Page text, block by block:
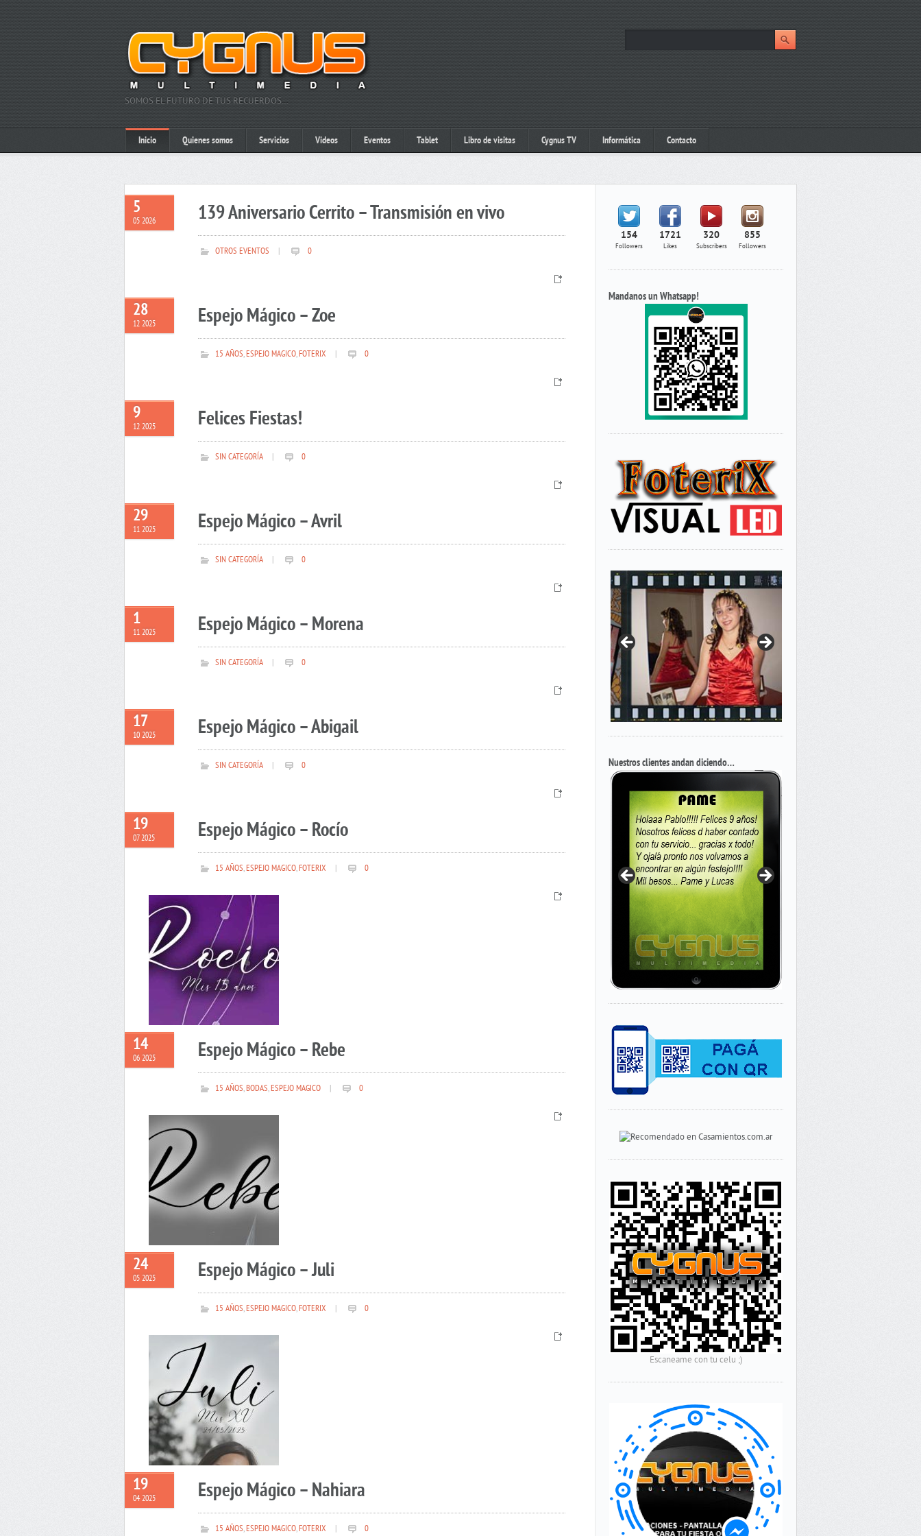
SOMOS EL FUTURO DE TUS RECUERDOS…
Inicio Quienes somos Servicios Videos Eventos Tablet Libro de visitas Cygnus TV Informática Contacto
5
05 2026 139 Aniversario Cerrito – Transmisión en vivo
OTROS EVENTOS 0
28
12 2025 Espejo Mágico – Zoe
15 AÑOS,ESPEJO MAGICO,FOTERIX 0
9
12 2025 Felices Fiestas!
SIN CATEGORÍA 0
29
11 2025 Espejo Mágico – Avril
SIN CATEGORÍA 0
1
11 2025 Espejo Mágico – Morena
SIN CATEGORÍA 0
17
10 2025 Espejo Mágico – Abigail
SIN CATEGORÍA 0
19
07 2025 Espejo Mágico – Rocío
15 AÑOS,ESPEJO MAGICO,FOTERIX 0
14
06 2025 Espejo Mágico – Rebe
15 AÑOS,BODAS,ESPEJO MAGICO 0
24
05 2025 Espejo Mágico – Juli
15 AÑOS,ESPEJO MAGICO,FOTERIX 0
19
04 2025 Espejo Mágico – Nahiara
15 AÑOS,ESPEJO MAGICO,FOTERIX 0
154
Followers
1721
Likes
320
Subscribers
855
Followers
Mandanos un Whatsapp!
Nuestros clientes andan diciendo…
Escaneame con tu celu ;)